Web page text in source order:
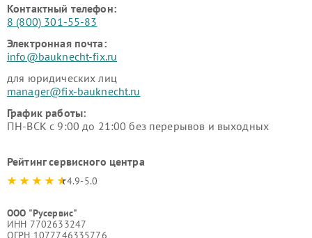
Контактный телефон:
8 (800) 301-55-83
Электронная почта:
info@bauknecht-fix.ru
для юридических лиц
manager@fix-bauknecht.ru
График работы:
ПН-ВСК с 9:00 до 21:00 без перерывов и выходных
Рейтинг сервисного центра
4.9-5.0
ООО "Русервис"
ИНН 7702633247
ОГРН 1077746335776